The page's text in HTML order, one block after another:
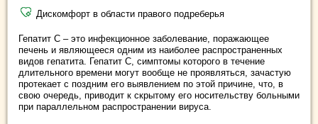
Дискомфорт в области правого подреберья
Гепатит С – это инфекционное заболевание, поражающее
печень и являющееся одним из наиболее распространенных
видов гепатита. Гепатит С, симптомы которого в течение
длительного времени могут вообще не проявляться, зачастую
протекает с поздним его выявлением по этой причине, что, в
свою очередь, приводит к скрытому его носительству больными
при параллельном распространении вируса.